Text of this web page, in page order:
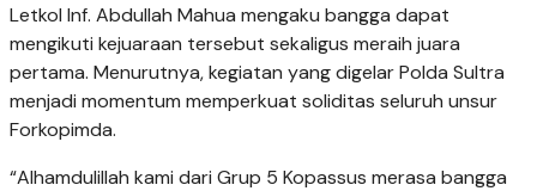
Letkol Inf. Abdullah Mahua mengaku bangga dapat
mengikuti kejuaraan tersebut sekaligus meraih juara
pertama. Menurutnya, kegiatan yang digelar Polda Sultra
menjadi momentum memperkuat soliditas seluruh unsur
Forkopimda.
“Alhamdulillah kami dari Grup 5 Kopassus merasa bangga